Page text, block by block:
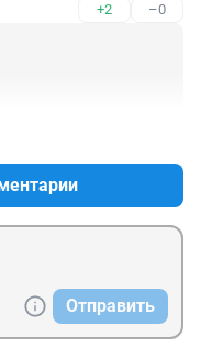
+2 –0
Отправить